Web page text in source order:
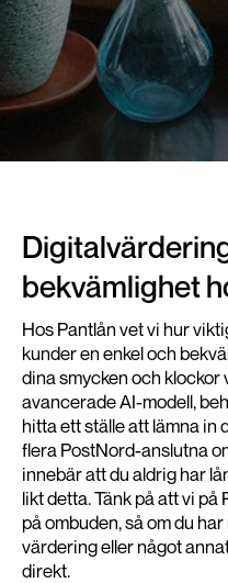
bekvämlighet
Hos Pantlån vet vi hur
kunder en enkel och
dina smycken och
avancerade AI-modell,
hitta ett ställe att lämna in
flera PostNord-anslutna
innebär att du aldrig har
likt detta. Tänk på att vi
på ombuden, så om du
värdering eller något
direkt.